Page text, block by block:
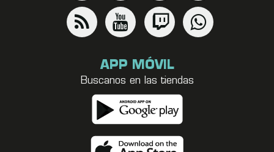
APP MÓVIL
Buscanos en las tiendas